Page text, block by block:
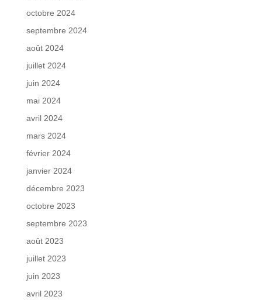
octobre 2024
septembre 2024
août 2024
juillet 2024
juin 2024
mai 2024
avril 2024
mars 2024
février 2024
janvier 2024
décembre 2023
octobre 2023
septembre 2023
août 2023
juillet 2023
juin 2023
avril 2023